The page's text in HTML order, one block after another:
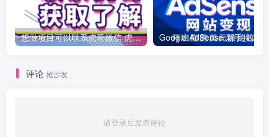
想做项目可以联系虎哥微信 虎哥一对一解答并且远程视频教学
评论 抢沙发
请登录后发表评论